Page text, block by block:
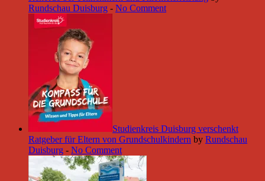
Rundschau Duisburg - No Comment
Studienkreis Duisburg verschenkt
Ratgeber für Eltern von Grundschulkindern by Rundschau
Duisburg - No Comment